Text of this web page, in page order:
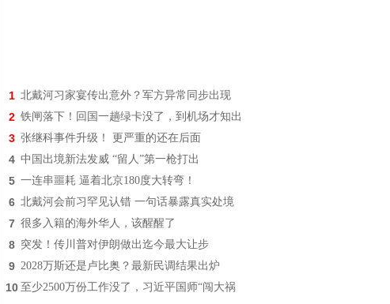
1 北戴河习家宴传出意外？军方异常同步出现
2 铁闸落下！回国一趟绿卡没了，到机场才知出
3 张继科事件升级！ 更严重的还在后面
4 中国出境新法发威 “留人”第一枪打出
5 一连串噩耗 逼着北京180度大转弯！
6 北戴河会前习罕见认错 一句话暴露真实处境
7 很多入籍的海外华人，该醒醒了
8 突发！传川普对伊朗做出迄今最大让步
9 2028万斯还是卢比奥？最新民调结果出炉
10 至少2500万份工作没了，习近平国师“闯大祸